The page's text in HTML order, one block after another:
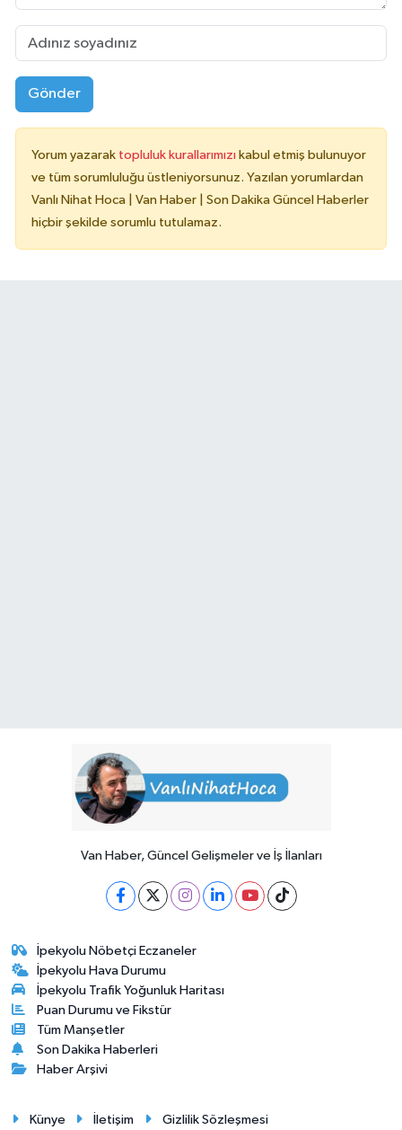
Gönder
Yorum yazarak topluluk kurallarımızı kabul etmiş bulunuyor
ve tüm sorumluluğu üstleniyorsunuz. Yazılan yorumlardan
Vanlı Nihat Hoca | Van Haber | Son Dakika Güncel Haberler
hiçbir şekilde sorumlu tutulamaz.
Van Haber, Güncel Gelişmeler ve İş İlanları
İpekyolu Nöbetçi Eczaneler
İpekyolu Hava Durumu
İpekyolu Trafik Yoğunluk Haritası
Puan Durumu ve Fikstür
Tüm Manşetler
Son Dakika Haberleri
Haber Arşivi
Künye İletişim Gizlilik Sözleşmesi